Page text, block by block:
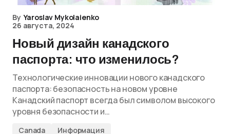
By Yaroslav Mykolaienko
26 августа, 2024
Новый дизайн канадского
паспорта: что изменилось?
Технологические инновации нового канадского
паспорта: безопасность на новом уровне
Канадский паспорт всегда был символом высокого
уровня безопасности и…
Canada Информация